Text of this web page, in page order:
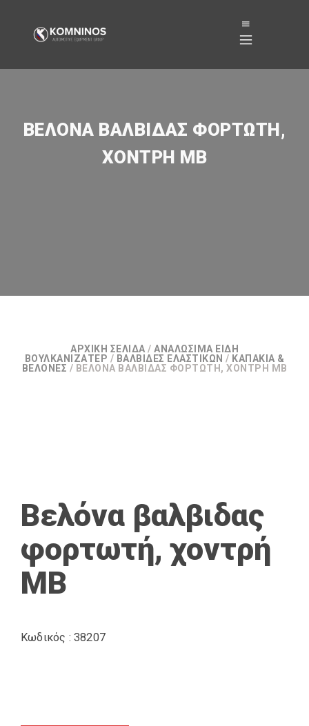
ΒΕΛΌΝΑ ΒΑΛΒΙΔΑΣ ΦΟΡΤΩΤΉ,
ΧΟΝΤΡΉ MB
ΑΡΧΙΚΉ ΣΕΛΊΔΑ / ΑΝΑΛΏΣΙΜΑ ΕΊΔΗ
ΒΟΥΛΚΑΝΙΖΑΤΕΡ / ΒΑΛΒΊΔΕΣ ΕΛΑΣΤΙΚΏΝ / ΚΑΠΆΚΙΑ &
ΒΕΛΌΝΕΣ / ΒΕΛΌΝΑ ΒΑΛΒΙΔΑΣ ΦΟΡΤΩΤΉ, ΧΟΝΤΡΉ MB
Βελόνα βαλβιδας
φορτωτή, χοντρή
MB
Κωδικός : 38207